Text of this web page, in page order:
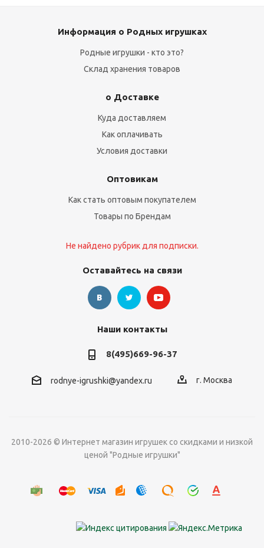
Информация о Родных игрушках
Родные игрушки - кто это?
Склад хранения товаров
о Доставке
Куда доставляем
Как оплачивать
Условия доставки
Оптовикам
Как стать оптовым покупателем
Товары по Брендам
Не найдено рубрик для подписки.
Оставайтесь на связи
Наши контакты
8(495)669-96-37
rodnye-igrushki@yandex.ru г. Москва
2010-2026 © Интернет магазин игрушек со скидками и низкой
ценой "Родные игрушки"